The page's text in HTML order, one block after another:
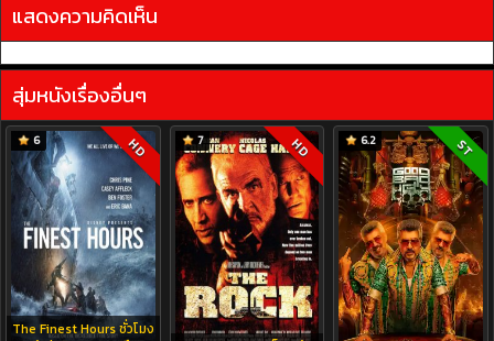
แสดงความคิดเห็น
สุ่มหนังเรื่องอื่นๆ
The Finest Hours ชั่วโมง
6 HD 7 HD 6.2 ST